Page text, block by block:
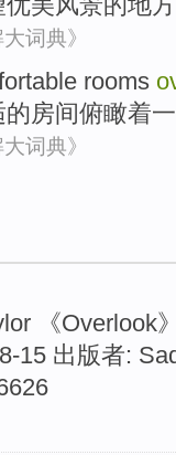
词典》
rooms
的 房间俯瞰着
词典》
《Overlook
15 出版者: